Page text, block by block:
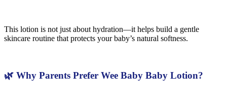
This lotion is not just about hydration—it helps build a gentle
skincare routine that protects your baby’s natural softness.
🌿 Why Parents Prefer Wee Baby Baby Lotion?